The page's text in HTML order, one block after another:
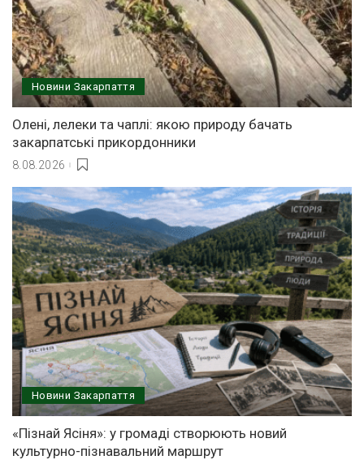
Новини Закарпаття
Олені, лелеки та чаплі: якою природу бачать
закарпатські прикордонники
8.08.2026
Новини Закарпаття
«Пізнай Ясіня»: у громаді створюють новий
культурно-пізнавальний маршрут